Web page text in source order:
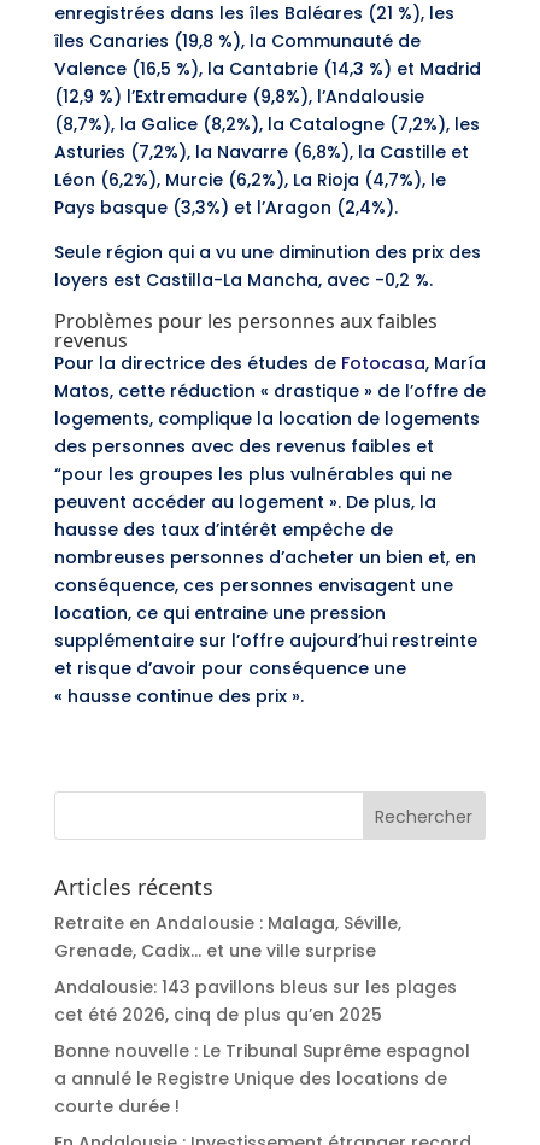
enregistrées dans les îles Baléares (21 %), les
îles Canaries (19,8 %), la Communauté de
Valence (16,5 %), la Cantabrie (14,3 %) et Madrid
(12,9 %) l’Extremadure (9,8%), l’Andalousie
(8,7%), la Galice (8,2%), la Catalogne (7,2%), les
Asturies (7,2%), la Navarre (6,8%), la Castille et
Léon (6,2%), Murcie (6,2%), La Rioja (4,7%), le
Pays basque (3,3%) et l’Aragon (2,4%).
Seule région qui a vu une diminution des prix des
loyers est Castilla-La Mancha, avec -0,2 %.
Problèmes pour les personnes aux faibles
revenus
Pour la directrice des études de Fotocasa, María
Matos, cette réduction « drastique » de l’offre de
logements, complique la location de logements
des personnes avec des revenus faibles et
“pour les groupes les plus vulnérables qui ne
peuvent accéder au logement ». De plus, la
hausse des taux d’intérêt empêche de
nombreuses personnes d’acheter un bien et, en
conséquence, ces personnes envisagent une
location, ce qui entraine une pression
supplémentaire sur l’offre aujourd’hui restreinte
et risque d’avoir pour conséquence une
« hausse continue des prix ».
Articles récents
Retraite en Andalousie : Malaga, Séville,
Grenade, Cadix… et une ville surprise
Andalousie: 143 pavillons bleus sur les plages
cet été 2026, cinq de plus qu’en 2025
Bonne nouvelle : Le Tribunal Suprême espagnol
a annulé le Registre Unique des locations de
courte durée !